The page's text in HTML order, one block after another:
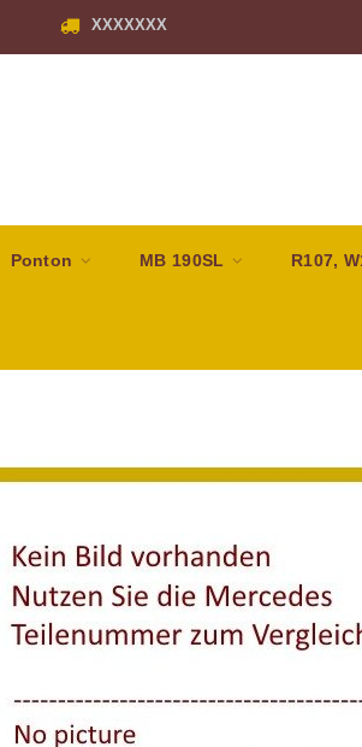
XXXXXXX
Ponton MB 190SL R107,